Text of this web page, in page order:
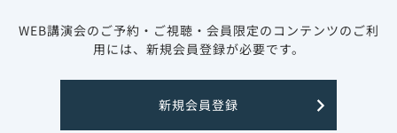
WEB講演会のご予約・ご視聴・会員限定のコンテンツのご利
用には、新規会員登録が必要です。
新規会員登録